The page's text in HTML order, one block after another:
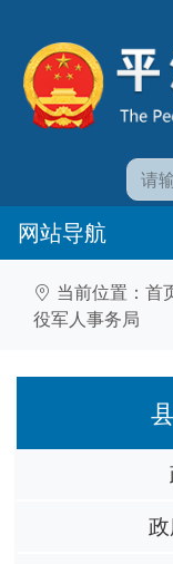
网站导航
当前位置： 首
役军人事务局